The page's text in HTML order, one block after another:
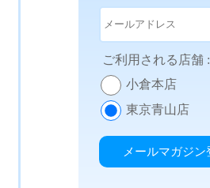
ご利用される店舗 :
小倉本店
東京青山店